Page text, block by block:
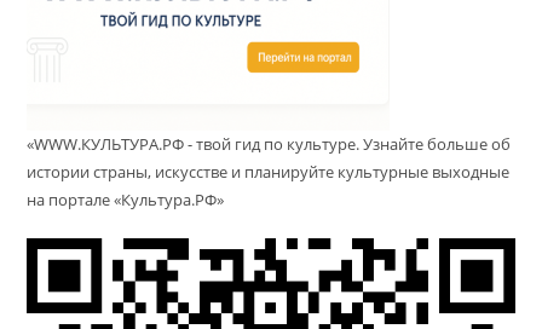
«WWW.КУЛЬТУРА.РФ - твой гид по культуре. Узнайте больше об
истории страны, искусстве и планируйте культурные выходные
на портале «Культура.РФ»